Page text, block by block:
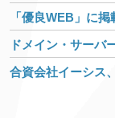
「優良WEB」に
ドメイン・サーバ
合資会社イーシス